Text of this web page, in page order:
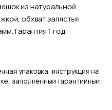
из натуральной
обхват запястья
Гарантия 1 год.
упаковка, инструкция на
заполненный гарантийный